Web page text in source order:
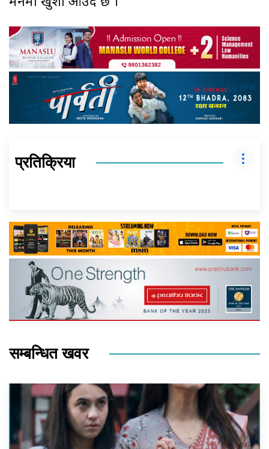
प्रतिक्रिया
सम्बन्धित खवर